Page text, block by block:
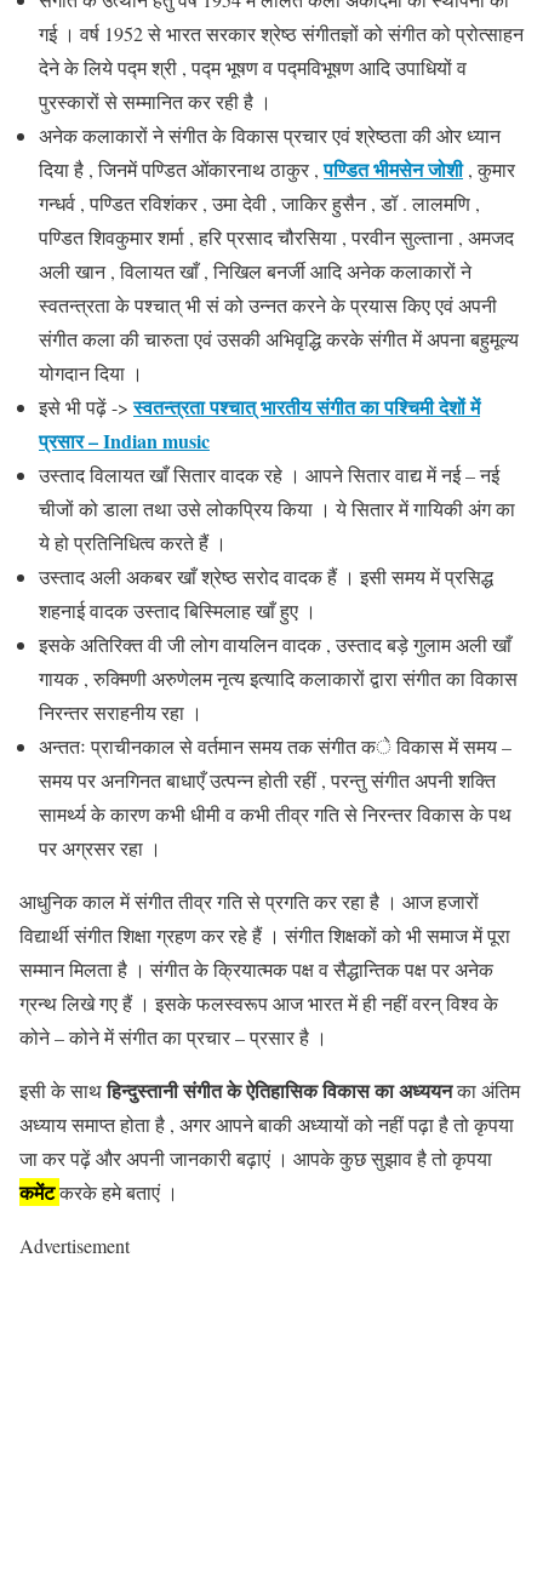
गई । वर्ष 1952 से भारत सरकार श्रेष्ठ संगीतज्ञों को संगीत को प्रोत्साहन
देने के लिये पद्म श्री , पद्म भूषण व पद्मविभूषण आदि उपाधियों व
पुरस्कारों से सम्मानित कर रही है ।
अनेक कलाकारों ने संगीत के विकास प्रचार एवं श्रेष्ठता की ओर ध्यान
दिया है , जिनमें पण्डित ओंकारनाथ ठाकुर ,पण्डित भीमसेन जोशी, कुमार
गन्धर्व , पण्डित रविशंकर , उमा देवी , जाकिर हुसैन , डॉ . लालमणि ,
पण्डित शिवकुमार शर्मा , हरि प्रसाद चौरसिया , परवीन सुल्ताना , अमजद
अली खान , विलायत खाँ , निखिल बनर्जी आदि अनेक कलाकारों ने
स्वतन्त्रता के पश्चात् भी सं को उन्नत करने के प्रयास किए एवं अपनी
संगीत कला की चारुता एवं उसकी अभिवृद्धि करके संगीत में अपना बहुमूल्य
योगदान दिया ।
इसे भी पढ़ें ->स्वतन्त्रता पश्चात् भारतीय संगीत का पश्चिमी देशों में
प्रसार – Indian music
उस्ताद विलायत खाँ सितार वादक रहे । आपने सितार वाद्य में नई – नई
चीजों को डाला तथा उसे लोकप्रिय किया । ये सितार में गायिकी अंग का
ये हो प्रतिनिधित्व करते हैं ।
उस्ताद अली अकबर खाँ श्रेष्ठ सरोद वादक हैं । इसी समय में प्रसिद्ध
शहनाई वादक उस्ताद बिस्मिलाह खाँ हुए ।
इसके अतिरिक्त वी जी लोग वायलिन वादक , उस्ताद बड़े गुलाम अली खाँ
गायक , रुक्मिणी अरुणेलम नृत्य इत्यादि कलाकारों द्वारा संगीत का विकास
निरन्तर सराहनीय रहा ।
अन्ततः प्राचीनकाल से वर्तमान समय तक संगीत के विकास में समय –
समय पर अनगिनत बाधाएँ उत्पन्न होती रहीं , परन्तु संगीत अपनी शक्ति
सामर्थ्य के कारण कभी धीमी व कभी तीव्र गति से निरन्तर विकास के पथ
पर अग्रसर रहा ।
आधुनिक काल में संगीत तीव्र गति से प्रगति कर रहा है । आज हजारों
विद्यार्थी संगीत शिक्षा ग्रहण कर रहे हैं । संगीत शिक्षकों को भी समाज में पूरा
सम्मान मिलता है । संगीत के क्रियात्मक पक्ष व सैद्धान्तिक पक्ष पर अनेक
ग्रन्थ लिखे गए हैं । इसके फलस्वरूप आज भारत में ही नहीं वरन् विश्व के
कोने – कोने में संगीत का प्रचार – प्रसार है ।
इसी के साथहिन्दुस्तानी संगीत के ऐतिहासिक विकासका अध्ययनका अंतिम
अध्याय समाप्त होता है , अगर आपने बाकी अध्यायों को नहीं पढ़ा है तो कृपया
जा कर पढ़ें और अपनी जानकारी बढ़ाएं । आपके कुछ सुझाव है तो कृपया
कमेंटकरके हमे बताएं ।
Advertisement